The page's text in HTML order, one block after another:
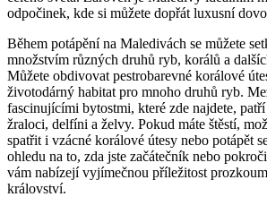
odpočinek, kde si můžete dopřát luxusní
Během potápění na Maledivách se můžete
množstvím různých druhů ryb,⁤ korálů a
Můžete obdivovat pestrobarevné korálové
životodárný habitat pro mnoho druhů ryb.
fascinujícími bytostmi, které ⁣zde najdete,
⁢žraloci, delfíni a želvy. Pokud máte štěstí,
spatřit i ‍vzácné ‌korálové útesy nebo potápět
ohledu na⁢ to, zda jste začátečník nebo
vám​ nabízejí‌ vyjímečnou příležitost
království. ⁤